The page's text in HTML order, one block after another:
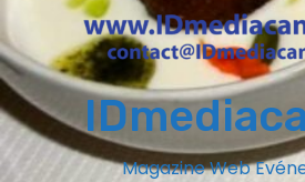
Magazine Web